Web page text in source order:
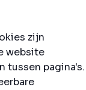
zijn
website
tussen pagina's.